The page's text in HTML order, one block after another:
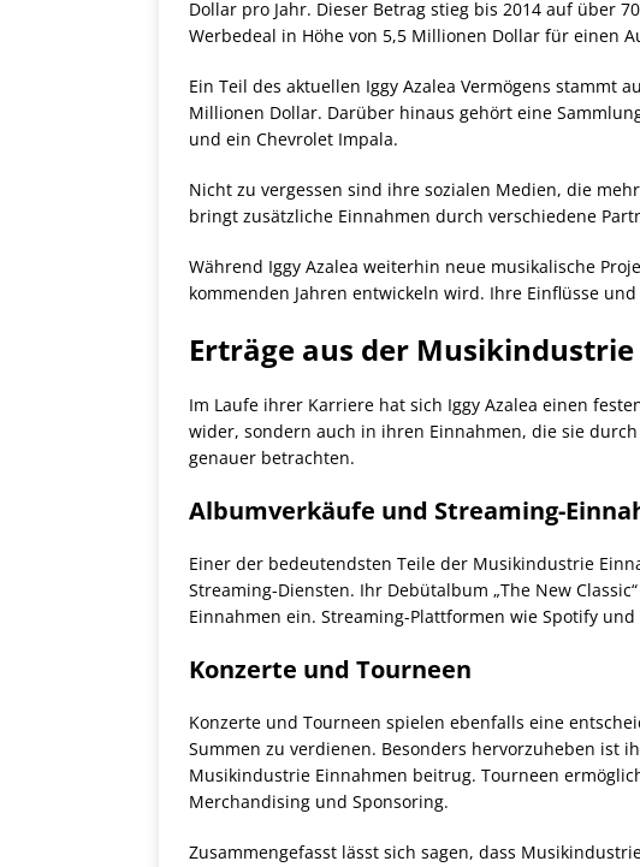
Dollar pro Jahr. Dieser Betrag stieg bis 2014 auf über
Werbedeal in Höhe von 5,5 Millionen Dollar für einen
Ein Teil des aktuellen Iggy Azalea Vermögens
Millionen Dollar. Darüber hinaus gehört eine
und ein Chevrolet Impala.
Nicht zu vergessen sind ihre sozialen Medien, die
bringt zusätzliche Einnahmen durch verschiedene
Während Iggy Azalea weiterhin neue musikalische
kommenden Jahren entwickeln wird. Ihre Einflüsse
Erträge aus der Musikindustrie
Im Laufe ihrer Karriere hat sich Iggy Azalea einen
wider, sondern auch in ihren Einnahmen, die sie
genauer betrachten.
Albumverkäufe und Streaming-
Einer der bedeutendsten Teile der Musikindustrie
Streaming-Diensten. Ihr Debütalbum „The New
Einnahmen ein. Streaming-Plattformen wie Spotify
Konzerte und Tourneen
Konzerte und Tourneen spielen ebenfalls eine
Summen zu verdienen. Besonders hervorzuheben ist
Musikindustrie Einnahmen beitrug. Tourneen
Merchandising und Sponsoring.
Zusammengefasst lässt sich sagen, dass